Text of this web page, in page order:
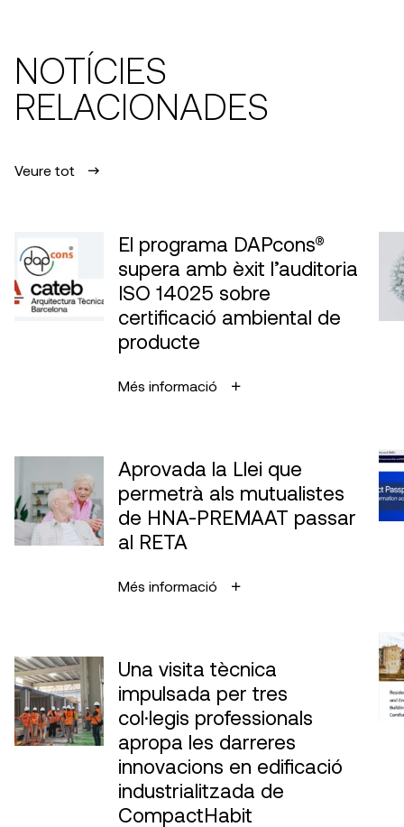
NOTÍCIES
RELACIONADES
Veure tot
El programa DAPcons®
supera amb èxit l’auditoria
ISO 14025 sobre
certificació ambiental de
producte
Més informació
Aprovada la Llei que
permetrà als mutualistes
de HNA-PREMAAT passar
al RETA
Més informació
Una visita tècnica
impulsada per tres
col·legis professionals
apropa les darreres
innovacions en edificació
industrialitzada de
CompactHabit